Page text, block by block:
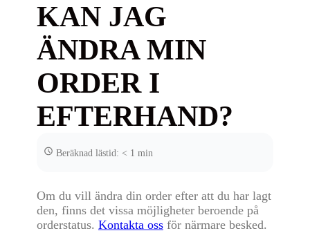
KAN JAG
ÄNDRA MIN
ORDER I
EFTERHAND?
Beräknad lästid: < 1 min
Om du vill ändra din order efter att du har lagt
den, finns det vissa möjligheter beroende på
orderstatus. Kontakta oss för närmare besked.